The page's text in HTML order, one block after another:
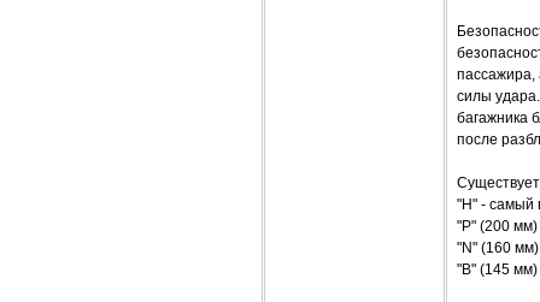
пассажира,
силы
багажника
после
"H" - самый
"P" (200 мм)
"N" (160
"B" (145 мм)